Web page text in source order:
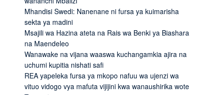
Mhandisi Swedi: Nanenane ni fursa ya kuimarisha
sekta ya madini
Msajili wa Hazina ateta na Rais wa Benki ya Biashara
na Maendeleo
Wanawake na vijana waaswa kuchangamkia ajira na
uchumi kupitia nishati safi
REA yapeleka fursa ya mkopo nafuu wa ujenzi wa
vituo vidogo vya mafuta vijijini kwa wanaushirika wote